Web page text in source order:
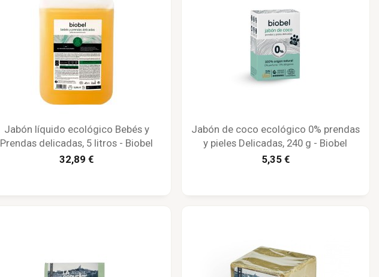
Jabón líquido ecológico Bebés y
Prendas delicadas, 5 litros - Biobel
32,89 €
Jabón de coco ecológico 0% prendas
y pieles Delicadas, 240 g - Biobel
5,35 €